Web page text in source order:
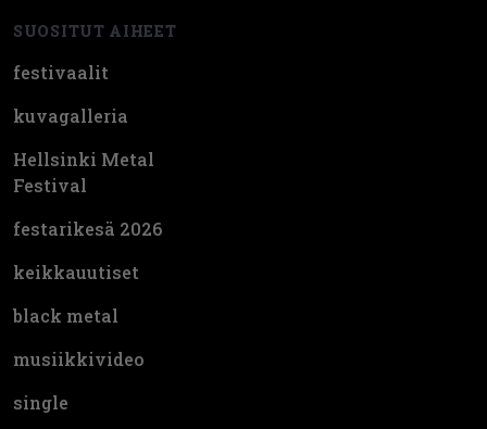
SUOSITUT AIHEET
festivaalit
kuvagalleria
Hellsinki Metal
Festival
festarikesä 2026
keikkauutiset
black metal
musiikkivideo
single